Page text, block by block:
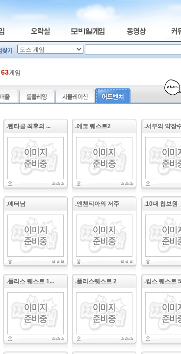
63게임
.텐타클 최후의 ... .에코 퀘스트2 .서부의 약장
.에터남 .엔첸티아의 저주 .10대 첩보원
.폴리스 퀘스트 1... .폴리스퀘스트 2 .킹스 퀘스트 5